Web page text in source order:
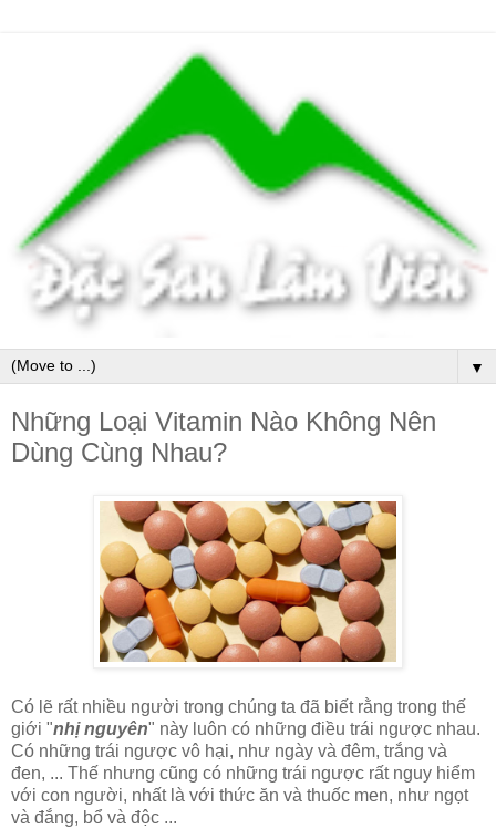
▼
Những Loại Vitamin Nào Không Nên
Dùng Cùng Nhau?
Có lẽ rất nhiều người trong chúng ta đã biết rằng trong thế
giới "nhị nguyên" này luôn có những điều trái ngược nhau.
Có những trái ngược vô hại, như ngày và đêm, trắng và
đen, ... Thế nhưng cũng có những trái ngược rất nguy hiểm
với con người, nhất là với thức ăn và thuốc men, như ngọt
và đắng, bổ và độc ...